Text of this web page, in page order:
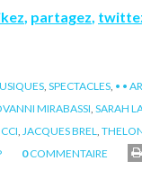
, partagez,
, SPECTACLES, • •
MIRABASSI, SARAH
, JACQUES BREL,
0 COMMENTAIRE